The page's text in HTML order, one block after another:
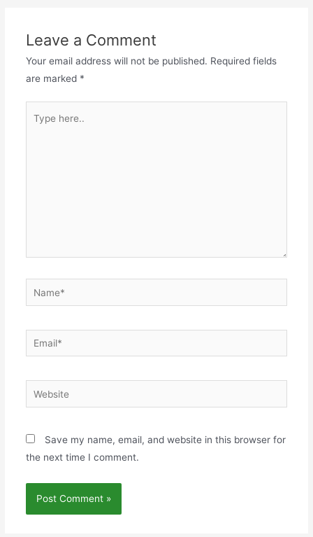
Leave a Comment
Your email address will not be published. Required fields
are marked *
here..
Name*
Email*
Website
Save my name, email, and website in this browser for
the next time I comment.